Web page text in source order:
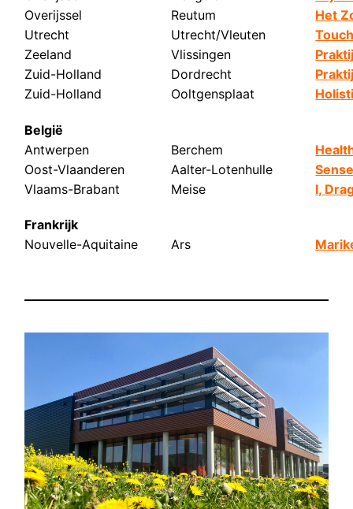
Overijssel
Reutum
Het
Utrecht
Utrecht/Vleuten
Zeeland
Vlissingen
Zuid-Holland
Zuid-Holland
Dordrecht
Ooltgensplaat
België
Antwerpen
Berchem
Oost-Vlaanderen
Aalter-Lotenhulle
Vlaams-Brabant
Meise I,
Frankrijk
Nouvelle-Aquitaine
Ars